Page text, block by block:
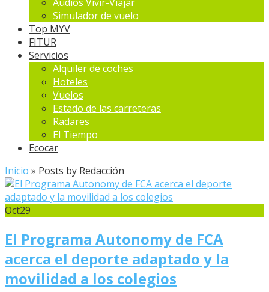
Simulador de vuelo
Top MYV
FITUR
Servicios
Alquiler de coches
Hoteles
Vuelos
Estado de las carreteras
Radares
El Tiempo
Ecocar
Inicio » Posts by Redacción
Oct29
El Programa Autonomy de FCA
acerca el deporte adaptado y la
movilidad a los colegios